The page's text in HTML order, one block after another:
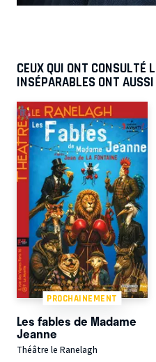
CEUX QUI ONT CONSULTÉ
INSÉPARABLES ONT
PROCHAINEMENT
Les fables de Madame
Jeanne
Théâtre le Ranelagh